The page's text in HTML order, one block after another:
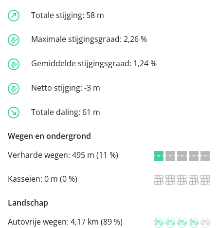
Totale stijging: 58 m
Maximale stijgingsgraad: 2,26 %
Gemiddelde stijgingsgraad: 1,24 %
Netto stijging: -3 m
Totale daling: 61 m
Wegen en ondergrond
Verharde wegen: 495 m (11 %)
Kasseien: 0 m (0 %)
Landschap
Autovrije wegen: 4,17 km (89 %)